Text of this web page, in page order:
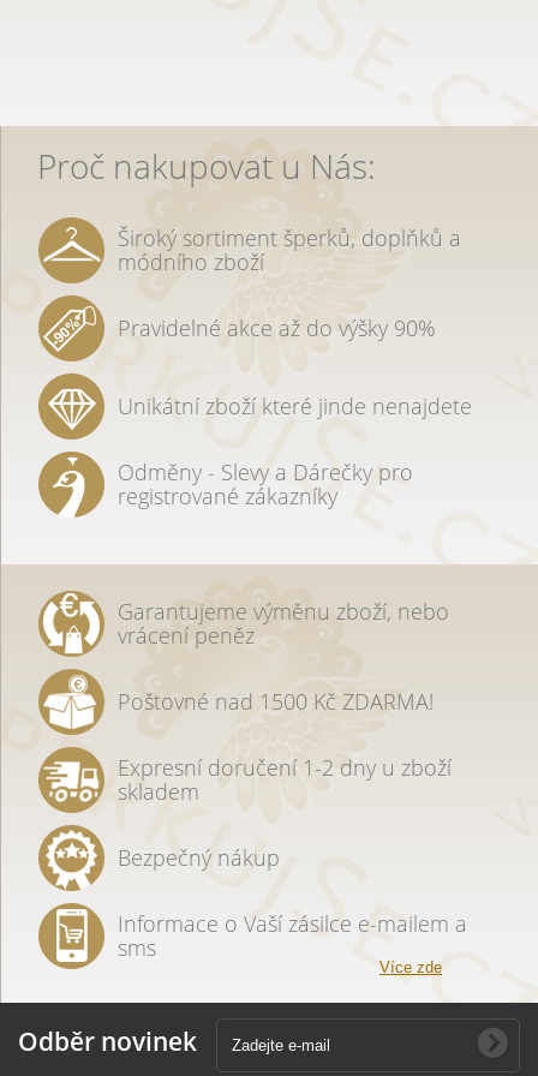
Proč nakupovat u Nás:
Široký sortiment šperků, doplňků a
módního zboží
Pravidelné akce až do výšky 90%
Unikátní zboží které jinde nenajdete
Odměny - Slevy a Dárečky pro
registrované zákazníky
Garantujeme výměnu zboží, nebo
vrácení peněz
Poštovné nad 1500 Kč ZDARMA!
Expresní doručení 1-2 dny u zboží
skladem
Bezpečný nákup
Informace o Vaší zásilce e-mailem a
sms
Více zde
Odběr novinek